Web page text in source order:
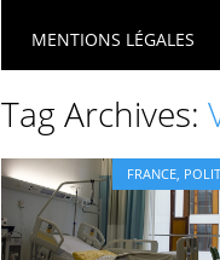
MENTIONS LÉGALES
Tag Archives:
FRANCE,